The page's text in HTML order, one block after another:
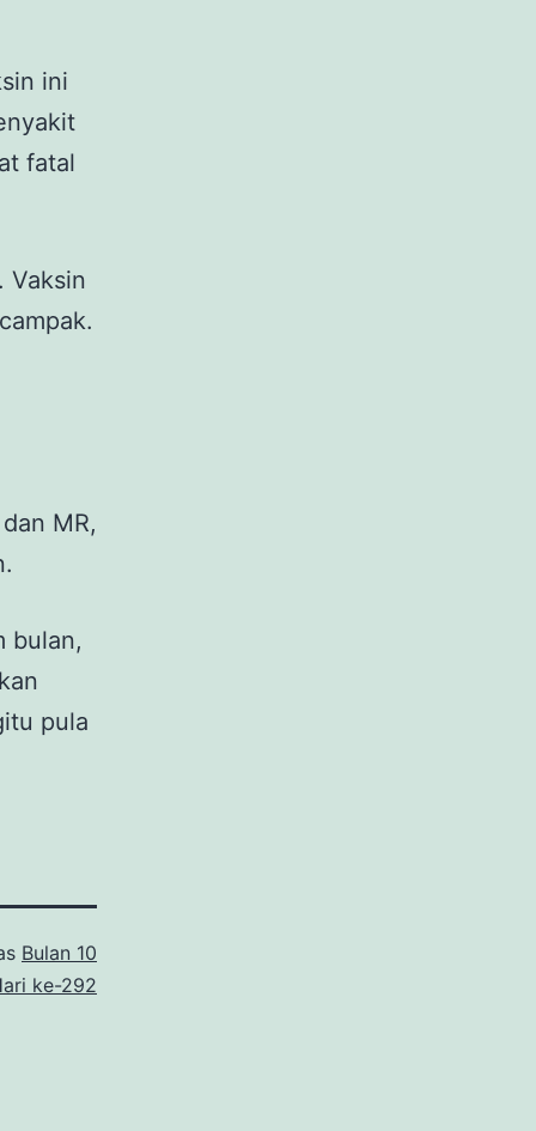
ini
fatal
Vaksin
MR,
bulan,
pula
Bulan 10
ke-292